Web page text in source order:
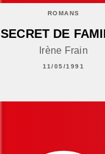
ROMANS
SECRET DE
Irène Frain
11/05/1991